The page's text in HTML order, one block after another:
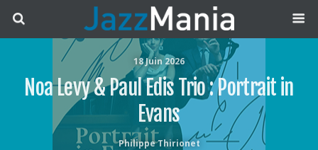
18 Juin 2026
Noa Levy & Paul Edis Trio : Portrait in
Evans
Philippe Thirionet